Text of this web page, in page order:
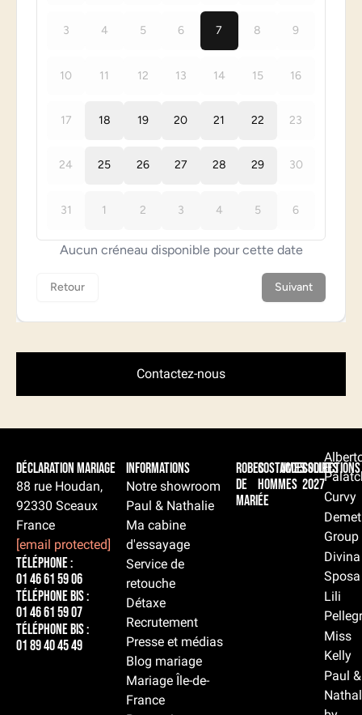
Contactez-nous
Déclaration Mariage
88 rue Houdan,
92330 Sceaux
France
[email protected]
Téléphone :
01 46 61 59 06
Téléphone BIS :
01 46 61 59 07
Téléphone BIS :
01 89 40 45 49
Informations
Notre showroom
Paul & Nathalie
Ma cabine
d'essayage
Service de
retouche
Détaxe
Recrutement
Presse et médias
Blog mariage
Mariage Île-de-
France
Robes
de
mariée
Costumes
hommes
Accessoires
Collections
2027
Curvy
Group
Divina
Sposa
Lili
Miss
Kelly
Paul &